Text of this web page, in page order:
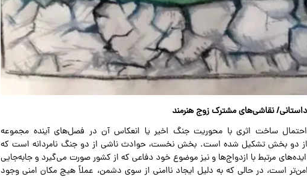
نقاشی‌های مشترک زوج هنرمند
ساخت اثری با محوریت جنگ اخیر یا انعکاس آن در فصل‌های آینده مجموعه
از دو بخش تشکیل شده است. بخش نخست، حوادث ناشی از دو جنگ نامردانه است که
مرتبط با ازدواج‌ها و نیز موضوع خود دفاعی که از کشور صورت می‌گیرد و جابه‌جایی
است، در حالی که به دلیل ایجاد ناامنی از سوی دشمن، عملاً هیچ مکان امنی وجود